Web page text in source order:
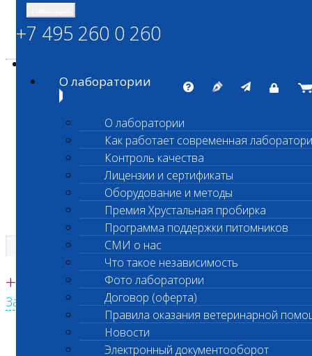
ШАНС БИО
Независимая ветеринарная лаборатория
Единая круглосуточная справочная
+7 495 260 0 260
Заказать звонок с сайта
+7 495 260 0 260
О лаборатории
О лаборатории
Как работает современная
Контроль качества
Лицензии и сертификаты
Оборудование и методы
Премия Хрустальная пробирка
Программа поддержки питомников
СМИ о нас
Что такое независимость
Фото лаборатории
Договор (оферта)
Правила оказания ветеринарной
Новости
Электронный документооборот
Главная страница
Адреса лабораторий
Адреса лабораторий